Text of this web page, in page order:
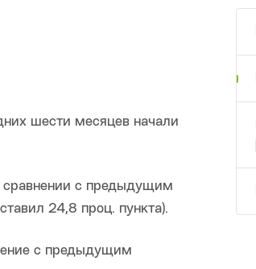
шести месяцев начали
сравнении с предыдущим
24,8 проц. пункта).
с предыдущим